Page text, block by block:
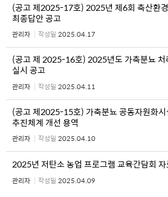
(공고 제2025-17호) 2025년 제6회 축산환
최종답안 공고
관리자 작성일 2025.04.17
(공고 제 2025-16호) 2025년도 가축분뇨 처
실시 공고
관리자 작성일 2025.04.11
(공고 제2025-15호) 가축분뇨 공동자원화시
추진체계 개선 용역
관리자 작성일 2025.04.10
2025년 저탄소 농업 프로그램 교육간담회
관리자 작성일 2025.04.09